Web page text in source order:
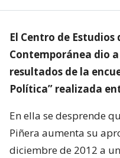
El Centro de Estudios
Contemporánea dio
resultados de la
Política” realizada
En ella se desprende
Piñera aumenta su
diciembre de 2012 a